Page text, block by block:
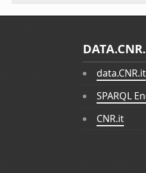
data.CNR.it
SPARQL
CNR.it